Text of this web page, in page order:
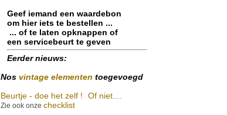
Geef iemand een waardebon
om hier iets te bestellen ...
... of te laten opknappen of
een servicebeurt te geven
Eerder nieuws:
Nos vintage elementen toegevoegd
Beurtje - doe het zelf !
Of niet....
Zie ook onze checklist